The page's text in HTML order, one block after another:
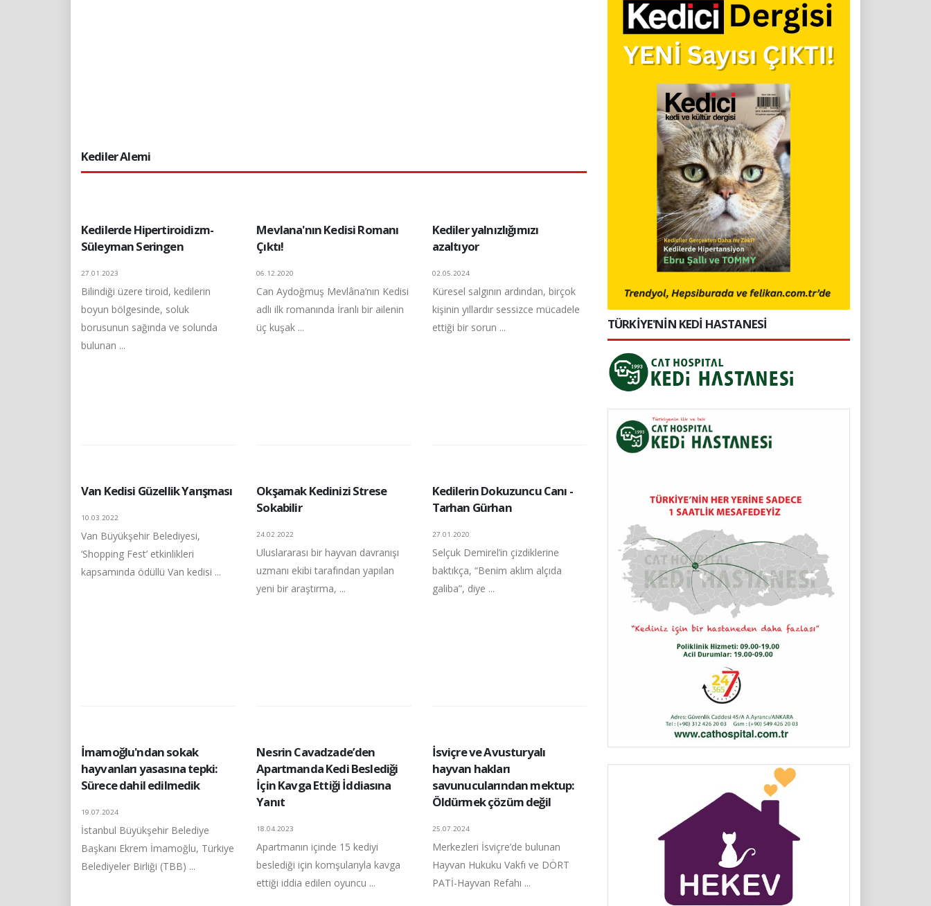
Kediler Alemi
Kedilerde Hipertiroidizm-
Süleyman Seringen
27.01.2023
Bilindiği üzere tiroid, kedilerin
boyun bölgesinde, soluk
borusunun sağında ve solunda
bulunan ...
Mevlana'nın Kedisi Romanı
Çıktı!
06.12.2020
Can Aydoğmuş Mevlâna’nın Kedisi
adlı ilk romanında İranlı bir ailenin
üç kuşak ...
Kediler yalnızlığımızı
azaltıyor
02.05.2024
Küresel salgının ardından, birçok
kişinin yıllardır sessizce mücadele
ettiği bir sorun ...
Van Kedisi Güzellik Yarışması
10.03.2022
Van Büyükşehir Belediyesi,
‘Shopping Fest’ etkinlikleri
kapsamında ödüllü Van kedisi ...
Okşamak Kedinizi Strese
Sokabilir
24.02.2022
Uluslararası bir hayvan davranışı
uzmanı ekibi tarafından yapılan
yeni bir araştırma, ...
Kedilerin Dokuzuncu Canı -
Tarhan Gürhan
27.01.2020
Selçuk Demirel’in çizdiklerine
baktıkça, “Benim aklım alçıda
galiba”, diye ...
İmamoğlu'ndan sokak
hayvanları yasasına tepki:
Sürece dahil edilmedik
19.07.2024
İstanbul Büyükşehir Belediye
Başkanı Ekrem İmamoğlu, Türkiye
Belediyeler Birliği (TBB) ...
Nesrin Cavadzade’den
Apartmanda Kedi Beslediği
İçin Kavga Ettiği İddiasına
Yanıt
18.04.2023
Apartmanın içinde 15 kediyi
beslediği için komşularıyla kavga
ettiği iddia edilen oyuncu ...
İsviçre ve Avusturyalı
hayvan hakları
savunucularından mektup:
Öldürmek çözüm değil
25.07.2024
Merkezleri İsviçre’de bulunan
Hayvan Hukuku Vakfı ve DÖRT
PATİ-Hayvan Refahı ...
TÜRKİYE'NİN KEDİ HASTANESİ